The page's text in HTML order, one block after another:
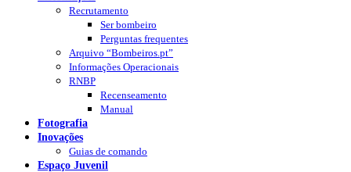
Recrutamento
Ser bombeiro
Perguntas frequentes
Arquivo “Bombeiros.pt”
Informações Operacionais
RNBP
Recenseamento
Manual
Fotografia
Inovações
Guias de comando
Espaço Juvenil